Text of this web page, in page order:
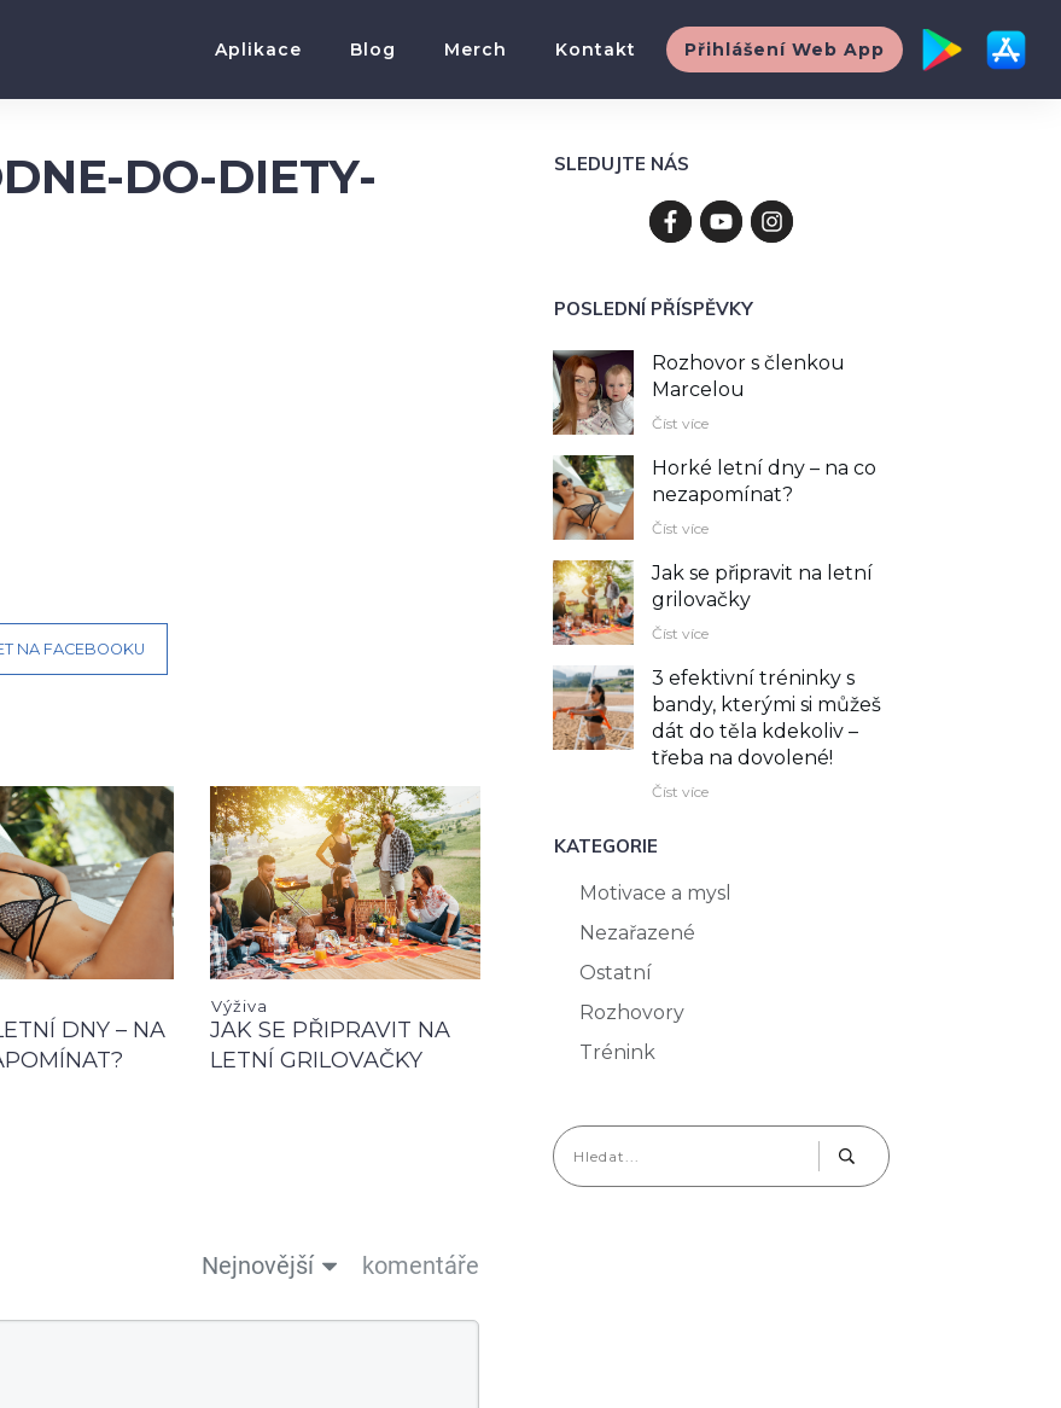
Aplikace Blog Merch Kontakt Přihlášení Web App
DO-DIETY-
NA FACEBOOKU
DNY – NA
Výživa
JAK SE PŘIPRAVIT NA
LETNÍ GRILOVAČKY
Nejnovější komentáře
SLEDUJTE NÁS
POSLEDNÍ PŘÍSPĚVKY
Rozhovor s členkou
Marcelou
Číst více
Horké letní dny – na co
nezapomínat?
Číst více
Jak se připravit na letní
grilovačky
Číst více
3 efektivní tréninky s
bandy, kterými si můžeš
dát do těla kdekoliv –⁠
třeba na dovolené!
Číst více
KATEGORIE
Motivace a mysl
Nezařazené
Ostatní
Rozhovory
Trénink